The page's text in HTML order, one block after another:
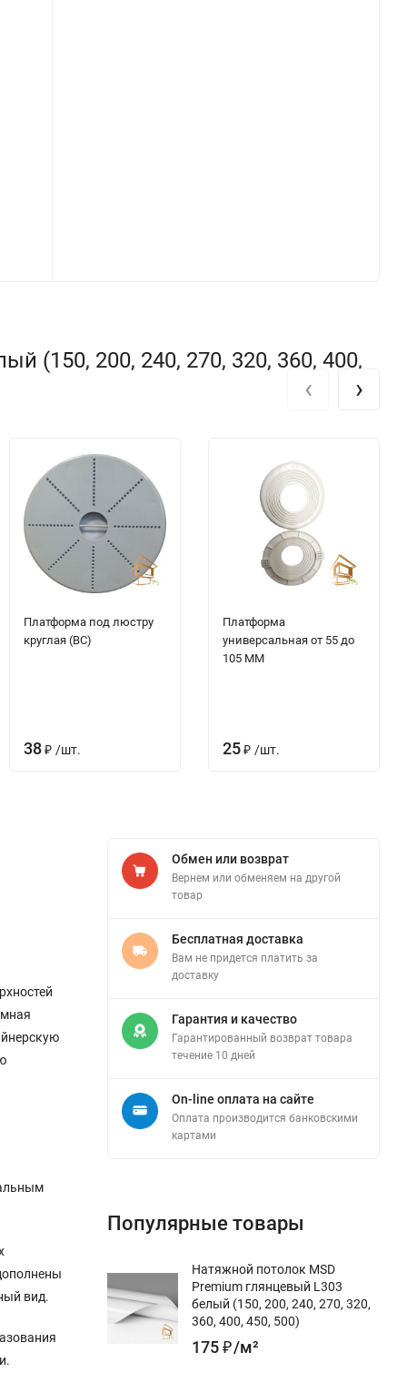
(150, 200, 240, 270, 320, 360, 400,
Платформа под люстру
круглая (ВС)
38₽ /шт.
Платформа
универсальная от 55 до
105 ММ
25₽ /шт.
‹ ›
вид.
Обмен или возврат
Вернем или обменяем на другой
товар
Бесплатная доставка
Вам не придется платить за
доставку
Гарантия и качество
Гарантированный возврат товара
течение 10 дней
On-line оплата на сайте
Оплата производится банковскими
картами
Популярные товары
Натяжной потолок MSD
Premium глянцевый L303
белый (150, 200, 240, 270, 320,
360, 400, 450, 500)
175₽/м²